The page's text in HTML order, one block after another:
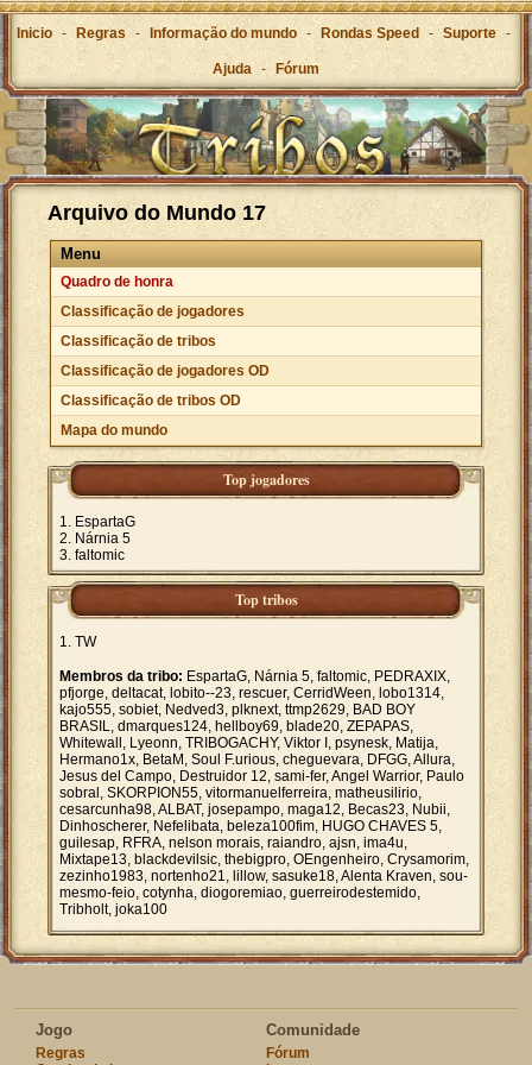
Inicio - Regras - Informação do mundo - Rondas Speed - Suporte -
Ajuda - Fórum
Arquivo do Mundo 17
Menu
Quadro de honra
Classificação de jogadores
Classificação de tribos
Classificação de jogadores OD
Classificação de tribos OD
Mapa do mundo
Top jogadores
EspartaG
Nárnia 5
faltomic
Top tribos
TW
Membros da tribo: EspartaG, Nárnia 5, faltomic, PEDRAXIX,
pfjorge, deltacat, lobito--23, rescuer, CerridWeen, lobo1314,
kajo555, sobiet, Nedved3, plknext, ttmp2629, BAD BOY
BRASIL, dmarques124, hellboy69, blade20, ZEPAPAS,
Whitewall, Lyeonn, TRIBOGACHY, Viktor I, psynesk, Matija,
Hermano1x, BetaM, Soul F.urious, cheguevara, DFGG, Allura,
Jesus del Campo, Destruidor 12, sami-fer, Angel Warrior, Paulo
sobral, SKORPION55, vitormanuelferreira, matheusilirio,
cesarcunha98, ALBAT, josepampo, maga12, Becas23, Nubii,
Dinhoscherer, Nefelibata, beleza100fim, HUGO CHAVES 5,
guilesap, RFRA, nelson morais, raiandro, ajsn, ima4u,
Mixtape13, blackdevilsic, thebigpro, OEngenheiro, Crysamorim,
zezinho1983, nortenho21, lillow, sasuke18, Alenta Kraven, sou-
mesmo-feio, cotynha, diogoremiao, guerreirodestemido,
Tribholt, joka100
Jogo
Regras
Comunidade
Fórum